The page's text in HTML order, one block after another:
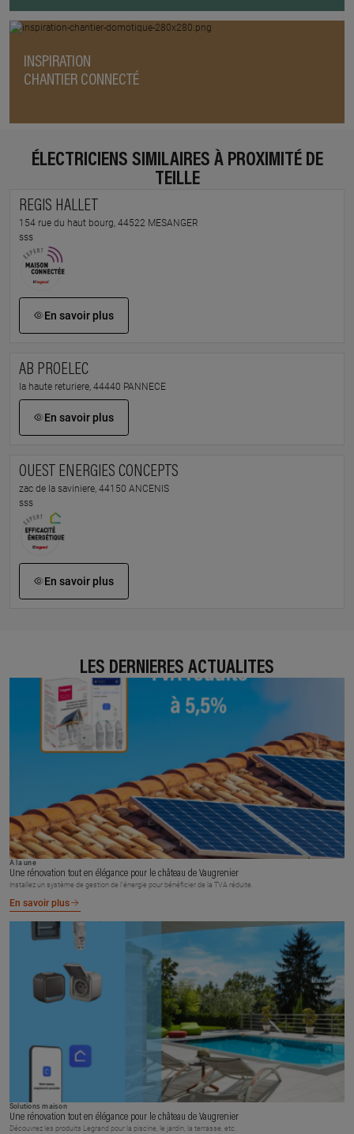
INSPIRATION
CHANTIER CONNECTÉ
ÉLECTRICIENS SIMILAIRES À PROXIMITÉ DE
TEILLE
REGIS HALLET
154 rue du haut bourg, 44522 MESANGER
sss
En savoir plus
AB PROELEC
la haute returiere, 44440 PANNECE
En savoir plus
OUEST ENERGIES CONCEPTS
zac de la saviniere, 44150 ANCENIS
sss
En savoir plus
LES DERNIÈRES ACTUALITÉS
À la une
Une rénovation tout en élégance pour le château de Vaugrenier
Installez un système de gestion de l’énergie pour bénéficier de la TVA réduite.
En savoir plus
Solutions maison
Une rénovation tout en élégance pour le château de Vaugrenier
Découvrez les produits Legrand pour la piscine, le jardin, la terrasse, etc.